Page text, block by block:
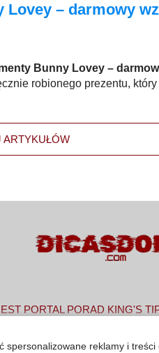
Lovey – darmowy
Bunny Lovey –
robionego prezentu,
ARTYKUŁÓW
PORTAL PORAD KING'S
Wskazówki od Króla.
reklamy i